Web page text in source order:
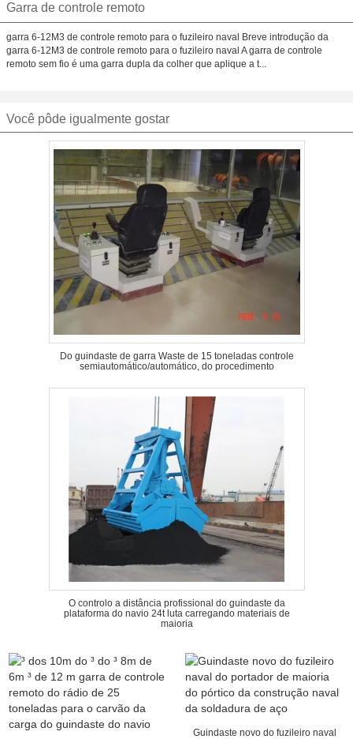
Garra de controle remoto
garra 6-12M3 de controle remoto para o fuzileiro naval Breve introdução da
garra 6-12M3 de controle remoto para o fuzileiro naval A garra de controle
remoto sem fio é uma garra dupla da colher que aplique a t...
Você pôde igualmente gostar
Do guindaste de garra Waste de 15 toneladas controle
semiautomático/automático, do procedimento
O controlo a distância profissional do guindaste da
plataforma do navio 24t luta carregando materiais de
maioria
Guindaste novo do fuzileiro naval